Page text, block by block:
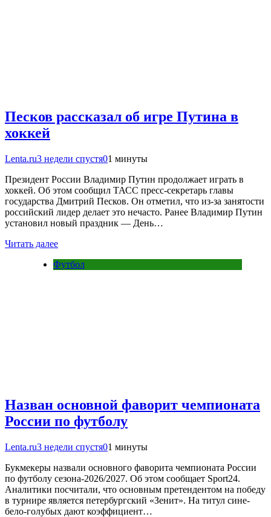
Песков рассказал об игре Путина в
хоккей
Lenta.ru3 недели спустя01 минуты
Президент России Владимир Путин продолжает играть в
хоккей. Об этом сообщил ТАСС пресс-секретарь главы
государства Дмитрий Песков. Он отметил, что из-за занятости
российский лидер делает это нечасто. Ранее Владимир Путин
установил новый праздник — День…
Читать далее
Футбол
Назван основной фаворит чемпионата
России по футболу
Lenta.ru3 недели спустя01 минуты
Букмекеры назвали основного фаворита чемпионата России
по футболу сезона-2026/2027. Об этом сообщает Sport24.
Аналитики посчитали, что основным претендентом на победу
в турнире является петербургский «Зенит». На титул сине-
бело-голубых дают коэффициент…